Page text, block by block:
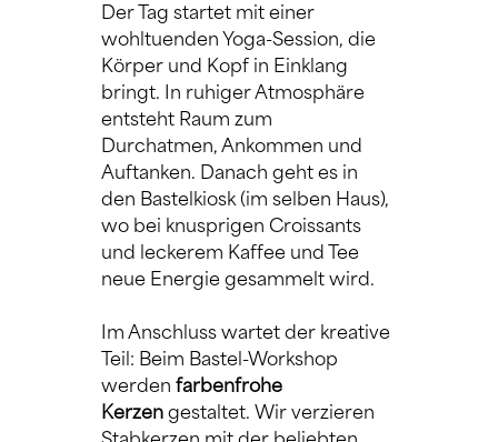
Der Tag startet mit einer
wohltuenden Yoga-Session, die
Körper und Kopf in Einklang
bringt. In ruhiger Atmosphäre
entsteht Raum zum
Durchatmen, Ankommen und
Auftanken. Danach geht es in
den Bastelkiosk (im selben Haus),
wo bei knusprigen Croissants
und leckerem Kaffee und Tee
neue Energie gesammelt wird.
Im Anschluss wartet der kreative
Teil: Beim Bastel-Workshop
werden farbenfrohe
Kerzen gestaltet. Wir verzieren